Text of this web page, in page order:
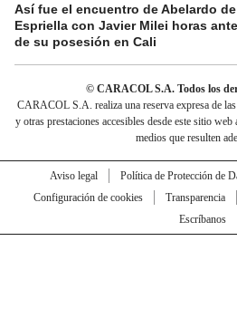
Así fue el encuentro de Abelardo
Espriella con Javier Milei horas
de su posesión en Cali
© CARACOL S.A. Todos los
CARACOL S.A. realiza una reserva expresa de
y otras prestaciones accesibles desde este sitio
medios que resulten
Aviso legal Política de Protección de
Configuración de cookies
Transparencia
Escríbanos